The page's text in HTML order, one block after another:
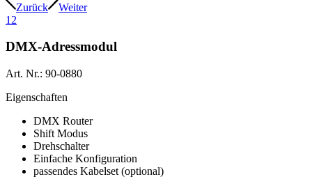
Zurück
Weiter
1 2
DMX-​Adressmodul
Art. Nr.: 90-0880
Eigenschaften
DMX Router
Shift Modus
Drehschalter
Einfache Konfiguration
passendes Kabelset (optional)